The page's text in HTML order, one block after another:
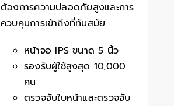
ต้องการความปลอดภัยสูงและการ
ควบคุมการเข้าถึงที่ทันสมัย
หน้าจอ IPS ขนาด 5 นิ้ว
รองรับผู้ใช้สูงสุด 10,000
คน
ตรวจจับใบหน้าและตรวจจับ